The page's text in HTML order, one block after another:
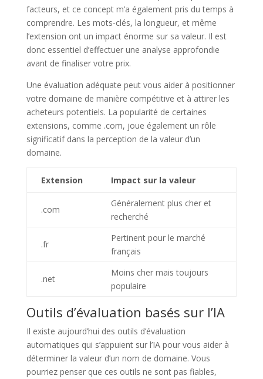
facteurs, et ce concept m’a également pris du temps à
comprendre. Les mots-clés, la longueur, et même
l’extension ont un impact énorme sur sa valeur. Il est
donc essentiel d’effectuer une analyse approfondie
avant de finaliser votre prix.
Une évaluation adéquate peut vous aider à positionner
votre domaine de manière compétitive et à attirer les
acheteurs potentiels. La popularité de certaines
extensions, comme .com, joue également un rôle
significatif dans la perception de la valeur d’un
domaine.
Extension Impact sur la valeur
.com
Généralement plus cher et
recherché
.fr
Pertinent pour le marché
français
.net
Moins cher mais toujours
populaire
Outils d’évaluation basés sur l’IA
Il existe aujourd’hui des outils d’évaluation
automatiques qui s’appuient sur l’IA pour vous aider à
déterminer la valeur d’un nom de domaine. Vous
pourriez penser que ces outils ne sont pas fiables,